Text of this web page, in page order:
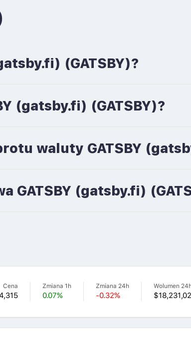
(GATSBY)?
(gatsby.fi) (GATSBY)?
waluty GATSBY
GATSBY (gatsby.fi)
Cena Zmiana 1h
0.07%
Zmiana 24h
-0.32%
Wolumen